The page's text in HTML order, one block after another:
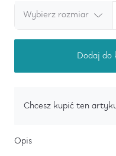
Wybierz rozmiar
Dodaj do
Chcesz kupić ten
Opis